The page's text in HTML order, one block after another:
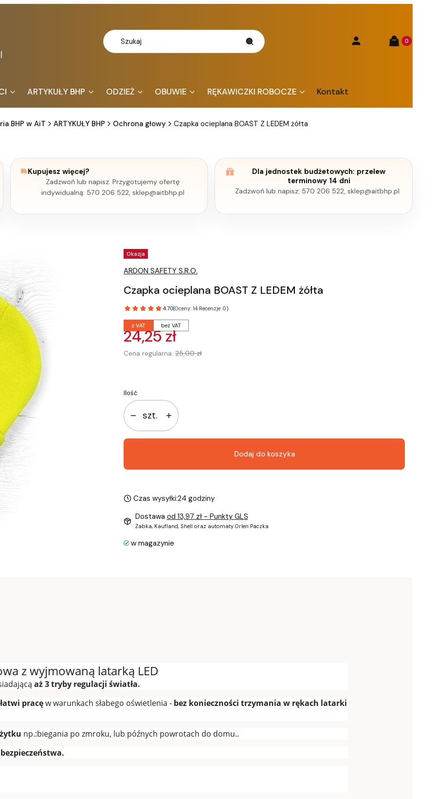
Szukaj Zaloguj się
Produkty w
Koszyk
ARTYKUŁY BHP ODZIEŻ OBUWIE RĘKAWICZKI ROBOCZE Kontakt
BHP w AiT ARTYKUŁY BHP Ochrona głowy Czapka ocieplana BOAST Z LEDEM żółta
Tagi produktu
Okazja
ARDON SAFETY S.R.O.
Czapka ocieplana BOAST Z LEDEM żółta
4.70(Oceny: 14 Recenzje: 0)
z VAT bez VAT
24,25 zł
Cena regularna: 25,00 zł
Ilość
szt.
Dodaj do koszyka
Czas wysyłki:24 godziny
Dostawa od 13,97 zł - Punkty GLS
Żabka, Kaufland, Shell oraz automaty Orlen Paczka
w magazynie
z wyjmowaną latarką LED
aż 3 tryby regulacji światła.
pracęw warunkach słabego oświetlenia - bez konieczności trzymania w rękach latarki
np.:biegania po zmroku, lub późnych powrotach do domu..